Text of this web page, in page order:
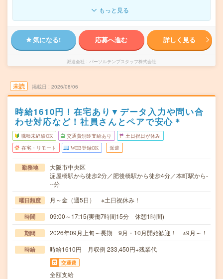
もっと見る
気になる! 応募へ進む 詳しく見る
派遣会社 パーソルテンプスタッフ株式会社
未読 掲載日 2026/08/06
時給1610円！在宅あり▼データ入力や問い合
わせ対応など！社員さんとペアで安心＊
職種未経験OK 交通費別途支給あり 土日祝日が休み
在宅・リモート WEB登録OK 派遣
勤務地
大阪市中央区
淀屋橋駅から徒歩2分／肥後橋駅から徒歩4分／本町駅から-
--分
曜日頻度 月～金（週5日） ※土日祝休み！
時間 09:00～17:15(実働7時間15分 休憩1時間)
期間 2026年09月上旬～長期 9月・10月開始歓迎！ ※9月～！
時給 時給1610円 月収例 233,450円+残業代
交通費
全額支給